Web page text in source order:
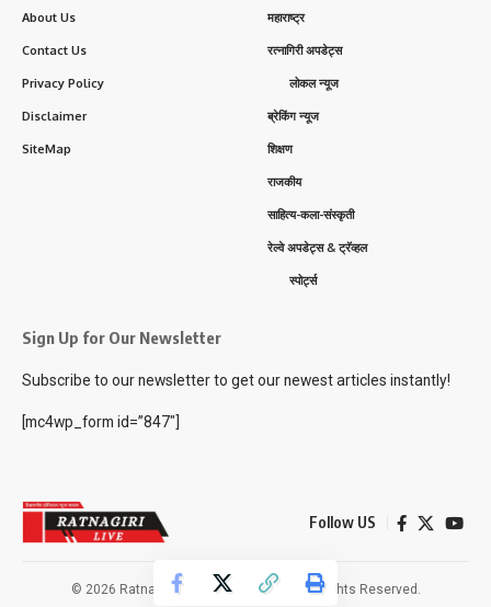
About Us
Contact Us
Privacy Policy
Disclaimer
SiteMap
महाराष्ट्र
रत्नागिरी अपडेट्स
लोकल न्यूज
ब्रेकिंग न्यूज
शिक्षण
राजकीय
साहित्य-कला-संस्कृती
रेल्वे अपडेट्स & ट्रॅव्हल
स्पोर्ट्स
Sign Up for Our Newsletter
Subscribe to our newsletter to get our newest articles instantly!
[mc4wp_form id=”847″]
Follow US
© 2026 Ratnagiri Live News Network. All Rights Reserved.